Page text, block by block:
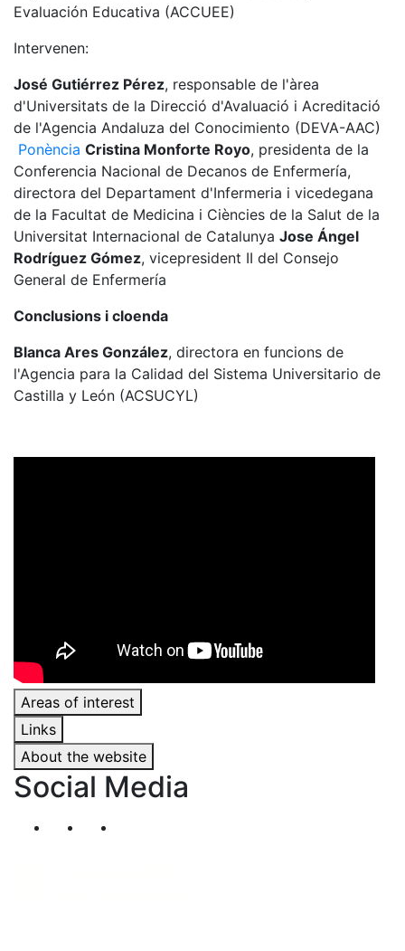
Evaluación Educativa (ACCUEE)
Intervenen:
José Gutiérrez Pérez, responsable de l'àrea
d'Universitats de la Direcció d'Avaluació i Acreditació
de l'Agencia Andaluza del Conocimiento (DEVA-AAC)
Ponència Cristina Monforte Royo, presidenta de la
Conferencia Nacional de Decanos de Enfermería,
directora del Departament d'Infermeria i vicedegana
de la Facultat de Medicina i Ciències de la Salut de la
Universitat Internacional de Catalunya Jose Ángel
Rodríguez Gómez, vicepresident II del Consejo
General de Enfermería
Conclusions i cloenda
Blanca Ares González, directora en funcions de
l'Agencia para la Calidad del Sistema Universitario de
Castilla y León (ACSUCYL)
Areas of interest
Links
About the website
Social Media
Segueix-nos al nostre canal de Twitter